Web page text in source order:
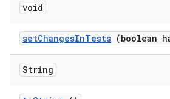
void
setChangesInTests (boolean
String